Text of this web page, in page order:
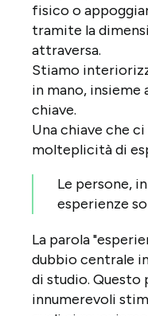
fisico o
tramite la
attraversa.
Stiamo
in mano, insieme
chiave.
Una chiave che ci
molteplicità di
Le persone,
esperienze
La parola
dubbio centrale
di studio. Questo
innumerevoli